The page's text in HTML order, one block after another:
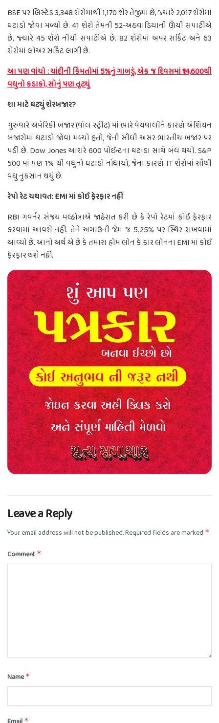
BSE પર લિસ્ટેડ 3,348 શેરોમાંથી 1,170 શેર તેજીમાં છે, જ્યારે 2,017 શેરોમાં
ઘટાડો જોવા મળ્યો છે. 41 શેરો તેમની 52-અઠવાડિયાની ઊંચી સપાટીએ
છે, જ્યારે 45 શેરો નીચી સપાટીએ છે. 82 શેરોમાં અપર સર્કિટ અને 63
શેરોમાં લોઅર સર્કિટ લાગી છે.
આ પણ વાંચો : ચાંદીની કિંમતોમાં 5%નું ગાબડું, એક જ દિવસમાં ₹14,600થી
વધુનો કડાકો, સોનું પણ તૂટ્યું
શા માટે ઘટ્યું શેરબજાર?
ગુરુવારે અમેરિકી બજાર (વોલ સ્ટ્રીટ) માં ભારે વેચવાલીને કારણે એશિયન
બજારોમાં ઘટાડો જોવા મળ્યો હતો, જેની સીધી અસર ભારતીય બજાર પર
પડી છે. Dow Jones આશરે 600 પોઈન્ટના ઘટાડા સાથે બંધ થયો. S&P
500 માં પણ 1% થી વધુનો ઘટાડો નોંધાયો, જેના કારણે IT શેરોમાં સૌથી
વધુ નુકસાન થયું છે.
રેપો રેટ યથાવત: EMI માં કોઈ ફેરફાર નહીં
RBI ગવર્નર સંજય મલ્હોત્રાએ જાહેરાત કરી છે કે રેપો રેટમાં કોઈ ફેરફાર
કરવામાં આવશે નહીં. તેને અગાઉની જેમ જ 5.25% પર સ્થિર રાખવામાં
આવ્યો છે. આનો અર્થ એ છે કે તમારા હોમ લોન કે કાર લોનના EMI માં કોઈ
ફેરફાર થશે નહીં.
Leave a Reply
Your email address will not be published.Required fields are marked *
Comment *
Name*
*